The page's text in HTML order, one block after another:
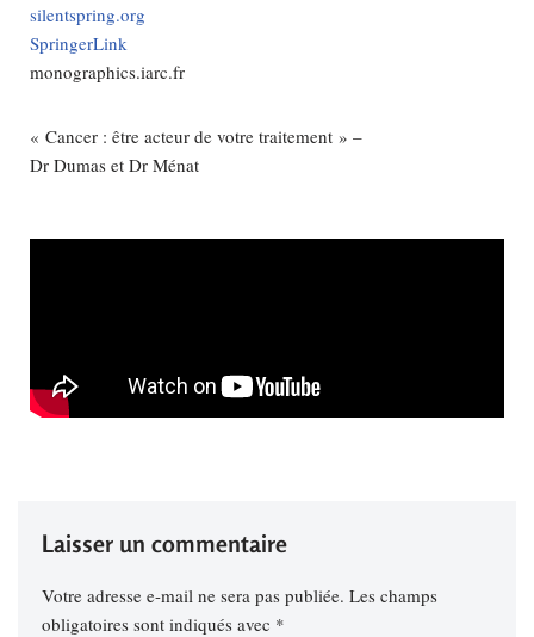
silentspring.org
SpringerLink
monographics.iarc.fr
« Cancer : être acteur de votre traitement » –
Dr Dumas et Dr Ménat
Laisser un commentaire
Votre adresse e-mail ne sera pas publiée. Les champs
obligatoires sont indiqués avec *